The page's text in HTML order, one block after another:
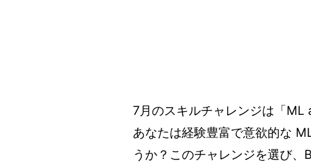
7月のスキルチャレンジは「ML
あなたは経験豊富で意欲的な
うか？このチャレンジを選び